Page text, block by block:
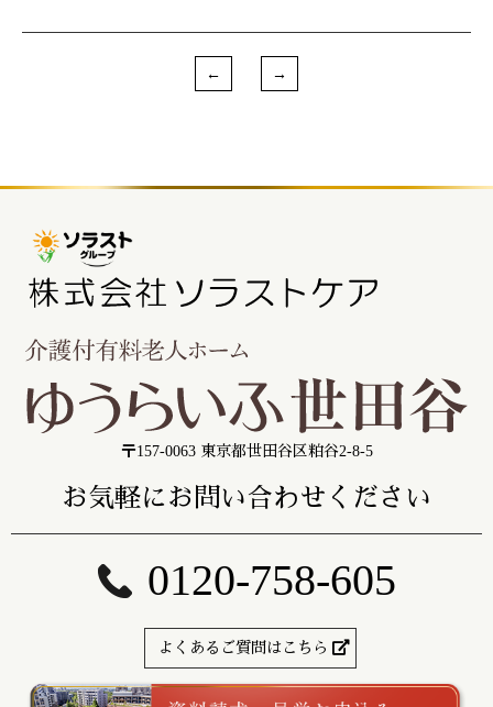
〒157-0063 東京都世田谷区粕谷2-8-5
お気軽にお問い合わせください
0120-758-605
よくあるご質問はこちら